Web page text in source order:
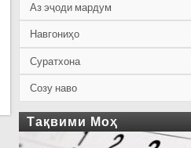
Аз эҷоди мардум
Навгониҳо
Суратхона
Созу наво
Тақвими Моҳ